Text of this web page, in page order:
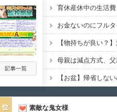
育休産休中の生活費
お金ないのにフル
母親は減点方式、
素敵な鬼女様